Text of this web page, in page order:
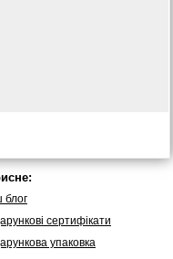
сертифікати
упаковка